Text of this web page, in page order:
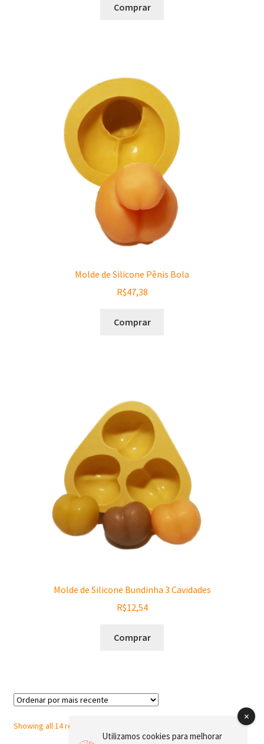
Comprar
Molde de Silicone Pênis Bola
R$47,38
Comprar
Molde de Silicone Bundinha 3 Cavidades
R$12,54
Comprar
Showing all 14 results
Utilizamos cookies para melhorar